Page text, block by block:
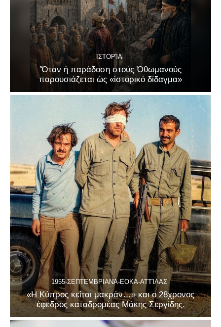
ΙΣΤΟΡΊΑ
Ὅταν ἡ παράδοση στούς Ὀθωμανούς
παρουσιάζεται ὡς «ἱστορικό δίδαγμα»
1955-ΣΕΠΤΕΜΒΡΙΑΝΆ-ΕΟΚΑ-ΑΤΤΊΛΑΣ
«Η Κύπρος κείται μακράν…» και ο 28χρονος
έφεδρος καταδρομέας Μάκης Σεργίδης.